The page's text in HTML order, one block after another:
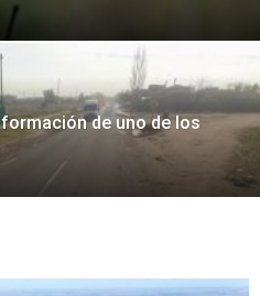
de uno de los